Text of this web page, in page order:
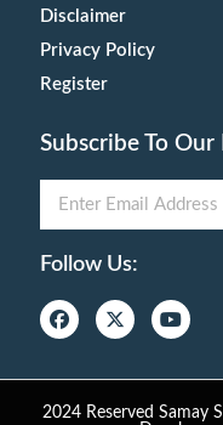
Disclaimer
Privacy Policy
Register
Subscribe To
Follow Us:
2024 Reserved Samay